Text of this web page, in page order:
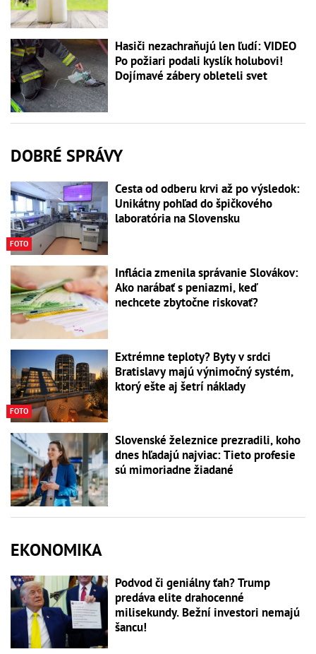
Hasiči nezachraňujú len ľudí: VIDEO
Po požiari podali kyslík holubovi!
Dojímavé zábery obleteli svet
DOBRÉ SPRÁVY
FOTO
Cesta od odberu krvi až po výsledok:
Unikátny pohľad do špičkového
laboratória na Slovensku
Inflácia zmenila správanie Slovákov:
Ako narábať s peniazmi, keď
nechcete zbytočne riskovať?
FOTO
Extrémne teploty? Byty v srdci
Bratislavy majú výnimočný systém,
ktorý ešte aj šetrí náklady
Slovenské železnice prezradili, koho
dnes hľadajú najviac: Tieto profesie
sú mimoriadne žiadané
EKONOMIKA
Podvod či geniálny ťah? Trump
predáva elite drahocenné
milisekundy. Bežní investori nemajú
šancu!